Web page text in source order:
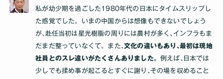
私が幼少期を過ごした1980年代の日本にタイムスリップし
た感覚でした。いまの中国からは想像もできないでしょう
が､赴任当初は星光樹脂の周りには農村が多く､インフラもま
だまだ整っていなくて。また､文化の違いもあり､最初は現地
社員とのスレ違いがたくさんありました。 例えば､日本では
少しでも揉め事が起こるとすぐに謝り､その場を収めること